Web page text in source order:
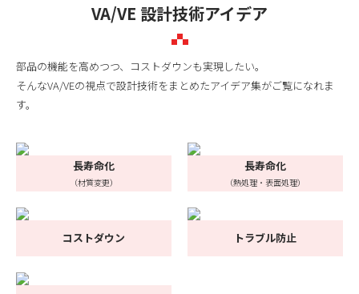
VA/VE 設計技術アイデア
部品の機能を高めつつ、コストダウンも実現したい。
そんなVA/VEの視点で設計技術をまとめたアイデア集がご覧になれま
す。
長寿命化
（材質変更）
長寿命化
（熱処理・表面処理）
コストダウン トラブル防止